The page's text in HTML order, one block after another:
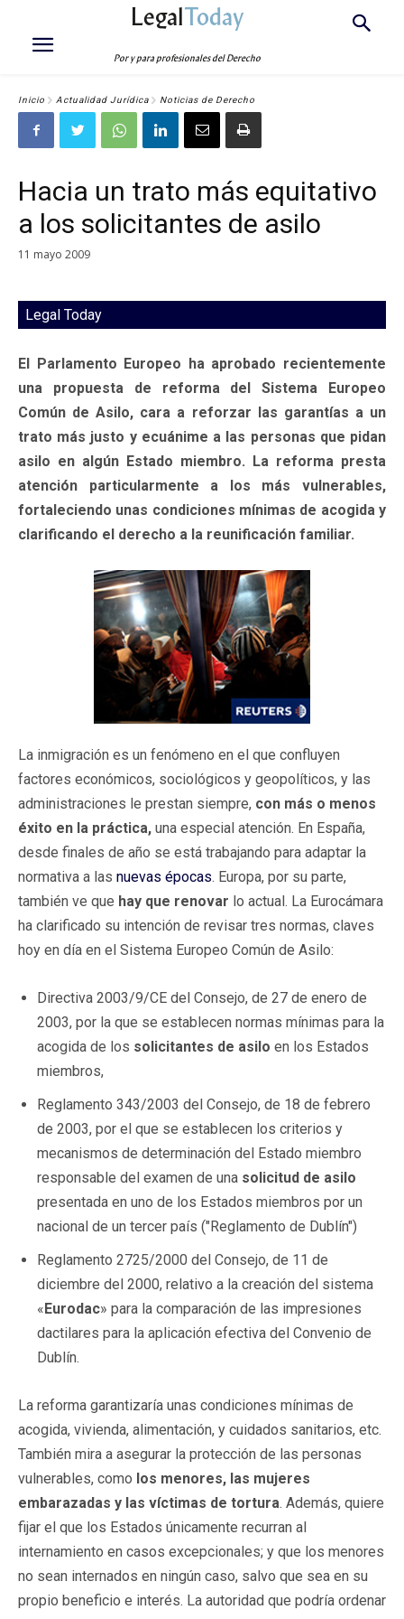
LegalToday
Por y para profesionales del Derecho
Inicio Actualidad Jurídica Noticias de Derecho
Hacia un trato más equitativo
a los solicitantes de asilo
11 mayo 2009
Legal Today
El Parlamento Europeo ha aprobado recientemente
una propuesta de reforma del Sistema Europeo
Común de Asilo, cara a reforzar las garantías a un
trato más justo y ecuánime a las personas que pidan
asilo en algún Estado miembro. La reforma presta
atención particularmente a los más vulnerables,
fortaleciendo unas condiciones mínimas de acogida y
clarificando el derecho a la reunificación familiar.
La inmigración es un fenómeno en el que confluyen
factores económicos, sociológicos y geopolíticos, y las
administraciones le prestan siempre, con más o menos
éxito en la práctica, una especial atención. En España,
desde finales de año se está trabajando para adaptar la
normativa a las nuevas épocas. Europa, por su parte,
también ve que hay que renovar lo actual. La Eurocámara
ha clarificado su intención de revisar tres normas, claves
hoy en día en el Sistema Europeo Común de Asilo:
Directiva 2003/9/CE del Consejo, de 27 de enero de
2003, por la que se establecen normas mínimas para la
acogida de los solicitantes de asilo en los Estados
miembros,
Reglamento 343/2003 del Consejo, de 18 de febrero
de 2003, por el que se establecen los criterios y
mecanismos de determinación del Estado miembro
responsable del examen de una solicitud de asilo
presentada en uno de los Estados miembros por un
nacional de un tercer país ("Reglamento de Dublín")
Reglamento 2725/2000 del Consejo, de 11 de
diciembre del 2000, relativo a la creación del sistema
«Eurodac» para la comparación de las impresiones
dactilares para la aplicación efectiva del Convenio de
Dublín.
La reforma garantizaría unas condiciones mínimas de
acogida, vivienda, alimentación, y cuidados sanitarios, etc.
También mira a asegurar la protección de las personas
vulnerables, como los menores, las mujeres
embarazadas y las víctimas de tortura. Además, quiere
fijar el que los Estados únicamente recurran al
internamiento en casos excepcionales; y que los menores
no sean internados en ningún caso, salvo que sea en su
propio beneficio e interés. La autoridad que podría ordenar